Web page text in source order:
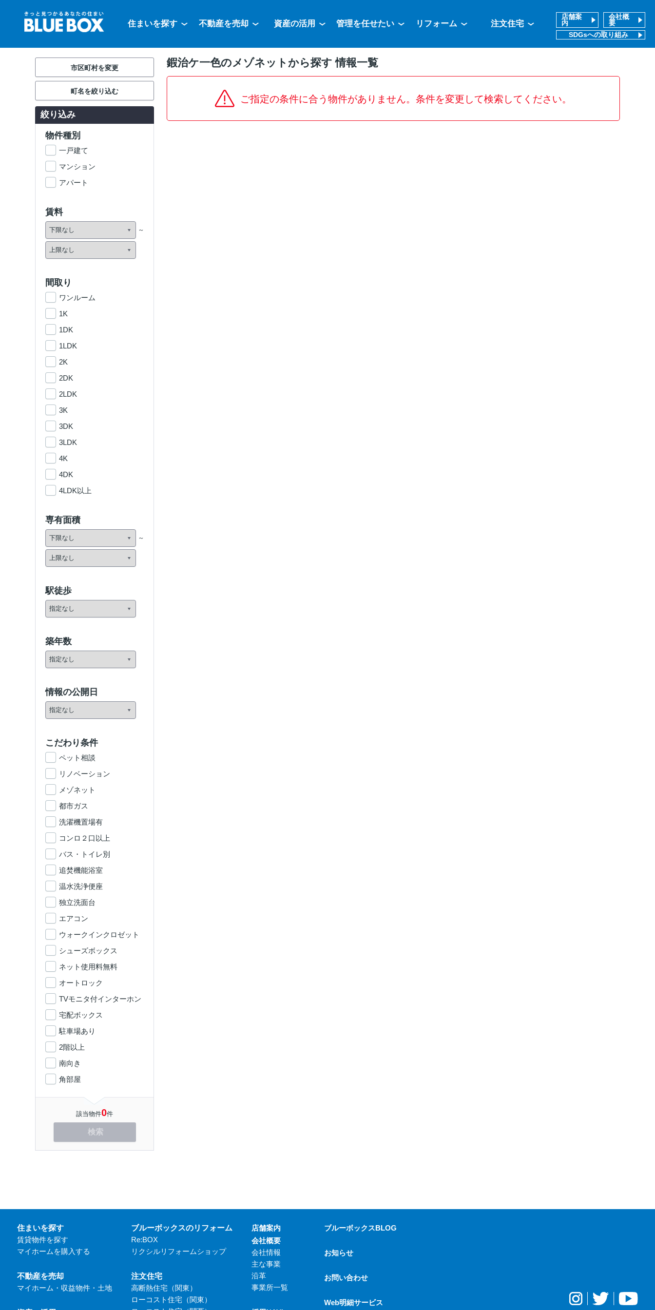
住まいを探す 不動産を売却 資産の活用 管理を任せたい リフォーム 注文住宅
店舗案
内
会社概
要
SDGsへの取り組み
鍜治ケ一色のメゾネットから探す 情報一覧
ご指定の条件に合う物件がありません。条件を変更して検索してください。
市区町村を変更
町名を絞り込む
絞り込み
物件種別
一戸建て
マンション
アパート
賃料
間取り
ワンルーム
1K
1DK
1LDK
2K
2DK
2LDK
3K
3DK
3LDK
4K
4DK
4LDK以上
専有面積
駅徒歩
築年数
情報の公開日
こだわり条件
ペット相談
リノベーション
メゾネット
都市ガス
洗濯機置場有
コンロ２口以上
バス・トイレ別
追焚機能浴室
温水洗浄便座
独立洗面台
エアコン
ウォークインクロゼット
シューズボックス
ネット使用料無料
オートロック
TVモニタ付インターホン
宅配ボックス
駐車場あり
2階以上
南向き
角部屋
該当物件0件
検索
住まいを探す
賃貸物件を探す
マイホームを購入する
不動産を売却
マイホーム・収益物件・土地
ブルーボックスのリフォーム
Re:BOX
リクシルリフォームショップ
注文住宅
高断熱住宅（関東）
ローコスト住宅（関東）
店舗案内
会社概要
会社情報
主な事業
沿革
事業所一覧
ブルーボックスBLOG
お知らせ
お問い合わせ
Web明細サービス